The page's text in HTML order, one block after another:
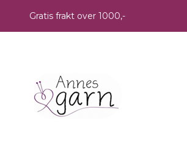
Gratis frakt over 1000,-